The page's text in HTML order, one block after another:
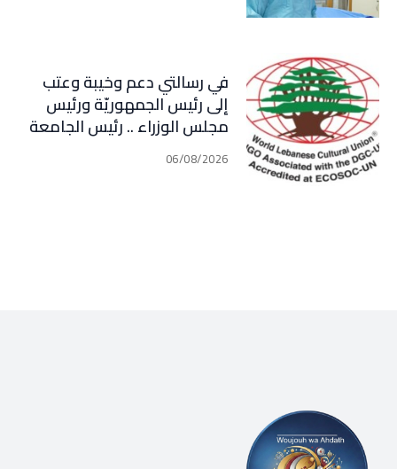
في رسالتي دعم وخيبة وعتب
إلى رئيس الجمهوريّة ورئيس
مجلس الوزراء .. رئيس الجامعة
اللبنانية الثقافيّة في العالم
(WLCU) يؤكد دعم الدّولة06/08/2026